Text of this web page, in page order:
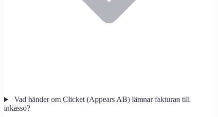
Vad händer om Clicket (Appears AB) lämnar fakturan till
inkasso?